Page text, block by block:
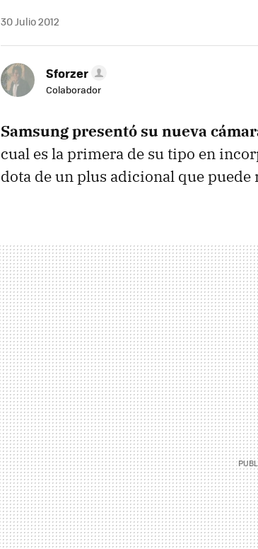
30 Julio 2012
Sforzer
Colaborador
Samsung presentó su nueva
cual es la primera de su tipo en
dota de un plus adicional que